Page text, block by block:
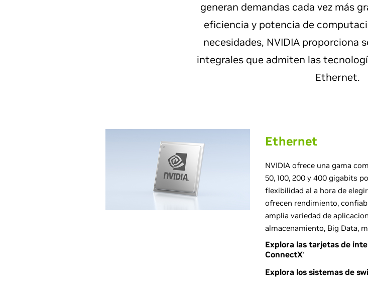
generan demandas cada vez más
eficiencia y potencia de
necesidades, NVIDIA proporciona
integrales que admiten las
Ethernet.
Ethernet
NVIDIA ofrece una gama
50, 100, 200 y 400 gigabits
flexibilidad al a hora de
ofrecen rendimiento,
amplia variedad de
almacenamiento, Big Data,
Explora las tarjetas de
ConnectX®
Explora los sistemas de